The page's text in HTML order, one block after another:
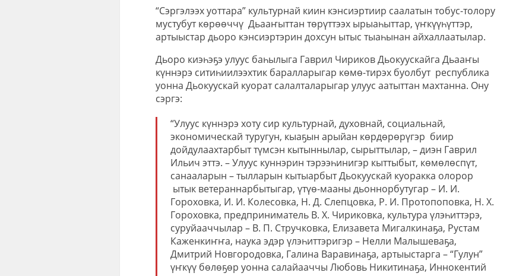
“Сэргэлээх уоттара” культурнай киин кэнсиэртиир саалатын тобус-толору
мустубут көрөөччү Дьааҥыттан төрүттээх ырыаһыттар, үҥкүүһүттэр,
артыыстар дьоро кэнсиэртэрин дохсун ытыс тыаһынан айхаллаатылар.
Дьоро киэһэҕэ улуус баһылыга Гаврил Чириков Дьокуускайга Дьааҥы
күннэрэ ситиһиилээхтик баралларыгар көмө-тирэх буолбут республика
уонна Дьокуускай куорат салалталарыгар улуус аатыттан махтанна. Ону
сэргэ:
“Улуус күннэрэ хоту сир культурнай, духовнай, социальнай,
экономическай туругун, кыаҕын арыйан көрдөрөрүгэр биир
дойдулаахтарбыт түмсэн кытыннылар, сырыттылар, – диэн Гаврил
Ильич эттэ. – Улуус куннэрин тэрээһинигэр кыттыбыт, көмөлөспүт,
санааларын – тылларын кытыарбыт Дьокуускай куоракка олорор
ытык ветераннарбытыгар, үтүө-мааны дьоннорбутугар – И. И.
Гороховка, И. И. Колесовка, Н. Д. Слепцовка, Р. И. Протопоповка, Н. Х.
Гороховка, предприниматель В. Х. Чириковка, культура үлэһиттэрэ,
суруйааччылар – В. П. Стручковка, Елизавета Мигалкинаҕа, Рустам
Каженкиҥҥа, наука эдэр үлэһиттэригэр – Нелли Малышеваҕа,
Дмитрий Новгородовка, Галина Варавинаҕа, артыыстарга – “Гулун”
үҥкүү бөлөҕөр уонна салайааччы Любовь Никитинаҕа, Иннокентий